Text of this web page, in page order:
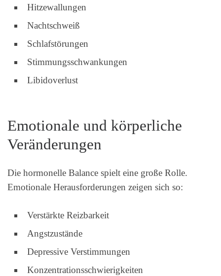
Hitzewallungen
Nachtschweiß
Schlafstörungen
Stimmungsschwankungen
Libidoverlust
Emotionale und körperliche
Veränderungen
Die hormonelle Balance spielt eine große Rolle.
Emotionale Herausforderungen zeigen sich so:
Verstärkte Reizbarkeit
Angstzustände
Depressive Verstimmungen
Konzentrationsschwierigkeiten